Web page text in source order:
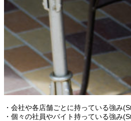
・会社や各店舗ごとに持っている強み
・個々の社員やバイト持っている強み